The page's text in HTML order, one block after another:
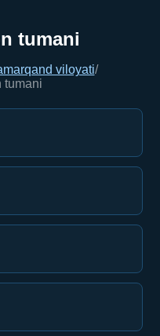
tumani
viloyati/
tumani